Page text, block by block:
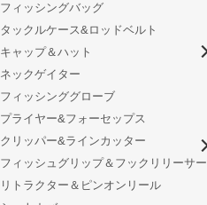
フィッシングバッグ
タックルケース&ロッドベルト
キャップ＆ハット
ネックゲイター
フィッシンググローブ
プライヤー&フォーセップス
クリッパー&ラインカッター
フィッシュグリップ＆フックリリーサー
リトラクター＆ピンオンリール